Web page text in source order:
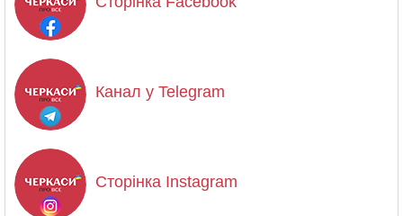
Канал у Telegram
Сторінка Instagram